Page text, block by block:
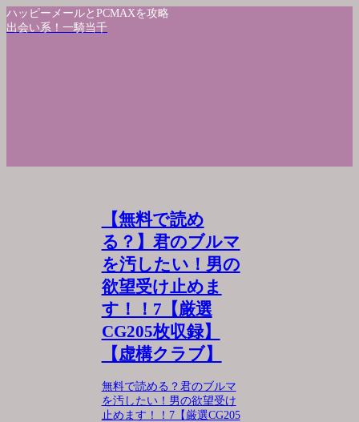
ハッピーメールとPCMAXを攻略
出会い系！一騎当千
【無料で読め
る？】君のブルマ
を汚したい！男の
欲望受け止めま
す！！7【厳選
CG205枚収録】
【虚構クラブ】
無料で読める？君のブルマ
を汚したい！男の欲望受け
止めます！！7【厳選CG205